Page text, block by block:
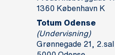
1360 København K
Totum Odense
(Undervisning)
Grønnegade 21, 2.sal